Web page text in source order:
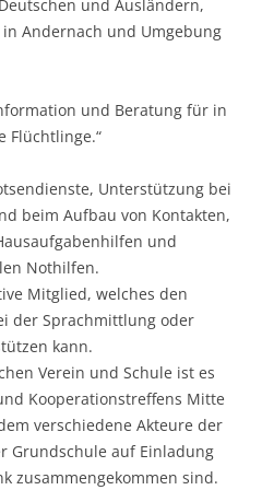
und Ausländern,
Andernach und Umgebung
und Beratung für in
Flüchtlinge.“
Unterstützung bei
beim Aufbau von Kontakten,
und
Nothilfen.
Mitglied, welches den
der Sprachmittlung oder
kann.
Verein und Schule ist es
Kooperationstreffens Mitte
verschiedene Akteure der
Grundschule auf Einladung
zusammengekommen sind.